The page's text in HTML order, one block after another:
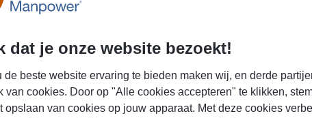
omgeving waar geen dag hetzelfde is?
dat je onze website bezoekt!
de beste website ervaring te bieden maken wij, en derde
van cookies. Door op "Alle cookies accepteren" te klikken,
opslaan van cookies op jouw apparaat. Met deze cookies